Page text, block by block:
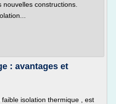
constructions.
: avantages et
isolation thermique , est